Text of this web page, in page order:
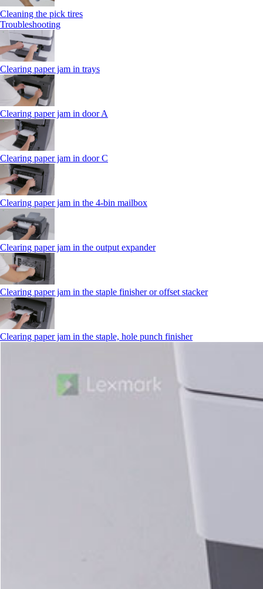
Cleaning the pick tires
Troubleshooting
Clearing paper jam in trays
Clearing paper jam in door A
Clearing paper jam in door C
Clearing paper jam in the 4‑bin mailbox
Clearing paper jam in the output expander
Clearing paper jam in the staple finisher or offset stacker
Clearing paper jam in the staple, hole punch finisher